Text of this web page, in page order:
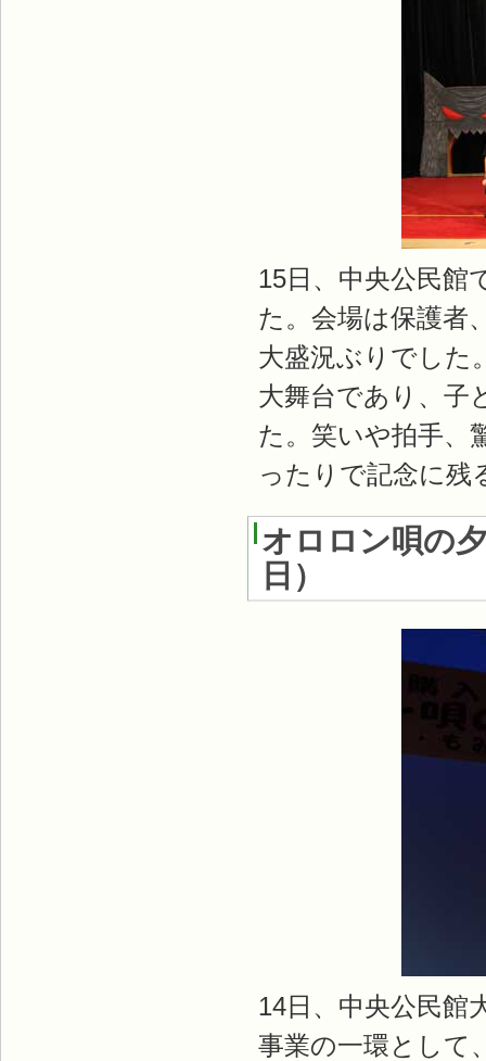
15日、中央公民館
た。会場は保護者
大盛況ぶりでした
大舞台であり、子
た。笑いや拍手、
ったりで記念に残
オロロン唄の
日 ）
14日、中央公民館
事業の一環として